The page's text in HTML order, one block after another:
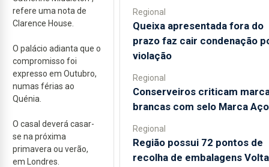
refere uma nota de
Clarence House.
O palácio adianta que o
compromisso foi
expresso em Outubro,
numas férias ao
Quénia.
O casal deverá casar-
se na próxima
primavera ou verão,
em Londres.
Regional
Queixa apresentada fora do
prazo faz cair condenação
violação
Regional
Conserveiros criticam
brancas com selo Marca
Regional
Região possui 72 pontos de
recolha de embalagens Volta